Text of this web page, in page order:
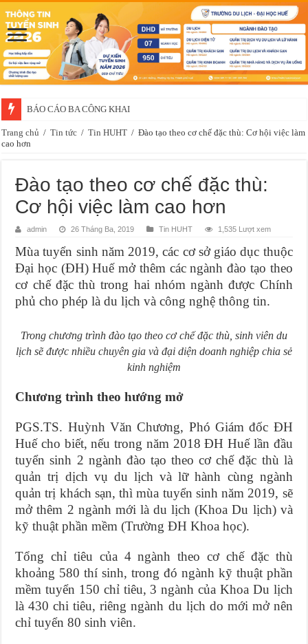
BÁO CÁO BA CÔNG KHAI
Trang chủ / Tin tức / Tin HUHT / Đào tạo theo cơ chế đặc thù: Cơ hội việc làm
cao hơn
Đào tạo theo cơ chế đặc thù:
Cơ hội việc làm cao hơn
admin 26 Tháng Ba, 2019 Tin HUHT 1,535 Lượt xem
Mùa tuyển sinh năm 2019, các cơ sở giáo dục thuộc
Đại học (ĐH) Huế mở thêm các ngành đào tạo theo
cơ chế đặc thù trong hai nhóm ngành được Chính
phủ cho phép là du lịch và công nghệ thông tin.
Trong chương trình đào tạo theo cơ chế đặc thù, sinh viên du
lịch sẽ được nhiều chuyên gia và đại diện doanh nghiệp chia sẻ
kinh nghiệm
Chương trình theo hướng mở
PGS.TS. Huỳnh Văn Chương, Phó Giám đốc ĐH
Huế cho biết, nếu trong năm 2018 ĐH Huế lần đầu
tuyển sinh 2 ngành đào tạo theo cơ chế đặc thù là
quản trị dịch vụ du lịch và lữ hành cùng ngành
quản trị khách sạn, thì mùa tuyển sinh năm 2019, sẽ
mở thêm 2 ngành mới là du lịch (Khoa Du lịch) và
kỹ thuật phần mềm (Trường ĐH Khoa học).
Tổng chỉ tiêu của 4 ngành theo cơ chế đặc thù
khoảng 580 thí sinh, trong đó ngành kỹ thuật phần
mềm tuyển 150 chỉ tiêu, 3 ngành của Khoa Du lịch
là 430 chi tiêu, riêng ngành du lịch do mới mở nên
chỉ tuyển 80 sinh viên.